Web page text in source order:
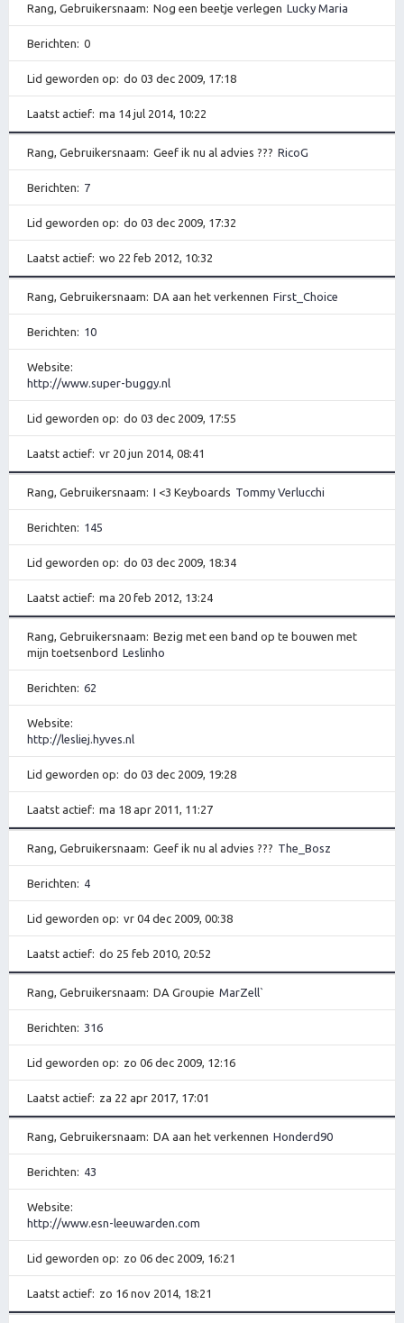
Rang, Gebruikersnaam Nog een beetje verlegen Lucky Maria
Berichten 0
Lid geworden op do 03 dec 2009, 17:18
Laatst actief ma 14 jul 2014, 10:22
Rang, Gebruikersnaam Geef ik nu al advies ??? RicoG
Berichten 7
Lid geworden op do 03 dec 2009, 17:32
Laatst actief wo 22 feb 2012, 10:32
Rang, Gebruikersnaam DA aan het verkennen First_Choice
Berichten 10
Website
http://www.super-buggy.nl
Lid geworden op do 03 dec 2009, 17:55
Laatst actief vr 20 jun 2014, 08:41
Rang, Gebruikersnaam I <3 Keyboards Tommy Verlucchi
Berichten 145
Lid geworden op do 03 dec 2009, 18:34
Laatst actief ma 20 feb 2012, 13:24
Rang, Gebruikersnaam
Bezig met een band op te bouwen met
mijn toetsenbord Leslinho
Berichten 62
Website
http://lesliej.hyves.nl
Lid geworden op do 03 dec 2009, 19:28
Laatst actief ma 18 apr 2011, 11:27
Rang, Gebruikersnaam Geef ik nu al advies ??? The_Bosz
Berichten 4
Lid geworden op vr 04 dec 2009, 00:38
Laatst actief do 25 feb 2010, 20:52
Rang, Gebruikersnaam DA Groupie MarZell`
Berichten 316
Lid geworden op zo 06 dec 2009, 12:16
Laatst actief za 22 apr 2017, 17:01
Rang, Gebruikersnaam DA aan het verkennen Honderd90
Berichten 43
Website
http://www.esn-leeuwarden.com
Lid geworden op zo 06 dec 2009, 16:21
Laatst actief zo 16 nov 2014, 18:21